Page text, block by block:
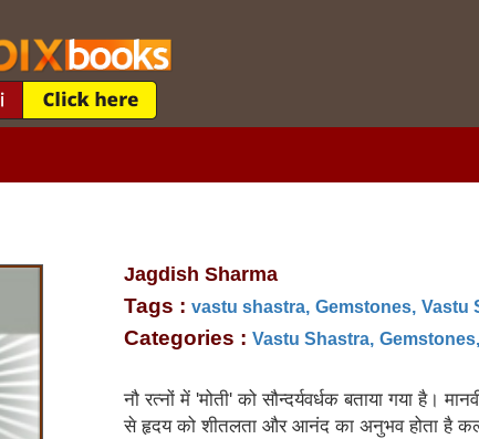
Jagdish Sharma
Tags : vastu shastra, Gemstones, Vastu
Categories : Vastu Shastra, Gemstones,
नौ रत्‍नों में 'मोती' को सौन्‍दर्यवर्धक बताया गया है।
से हृदय को शीतलता और आनंद का अनुभव होता है